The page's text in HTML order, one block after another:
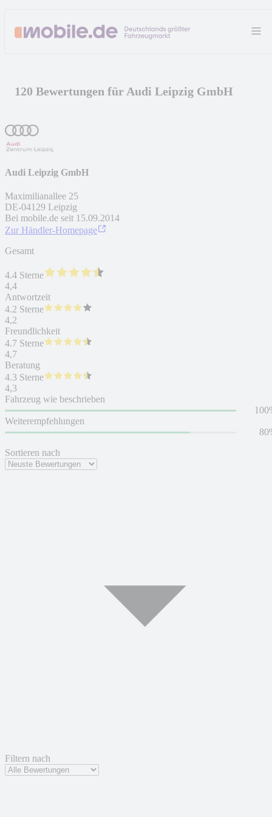
120 Bewertungen für Audi Leipzig GmbH
Sortieren nach
Filtern nach
Audi Leipzig GmbH
Maximilianallee 25
DE-04129 Leipzig
Bei mobile.de seit 15.09.2014
Zur Händler-Homepage
Gesamt
4.4 Sterne
4,4
Antwortzeit
4.2 Sterne
4,2
Freundlichkeit
4.7 Sterne
4,7
Beratung
4.3 Sterne
4,3
Fahrzeug wie beschrieben
Weiterempfehlungen